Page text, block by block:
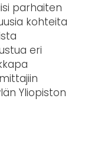
parhaiten
kohteita
eri
Yliopiston